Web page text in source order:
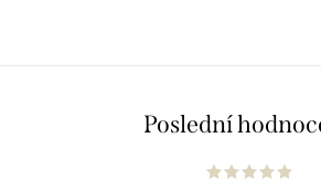
Poslední